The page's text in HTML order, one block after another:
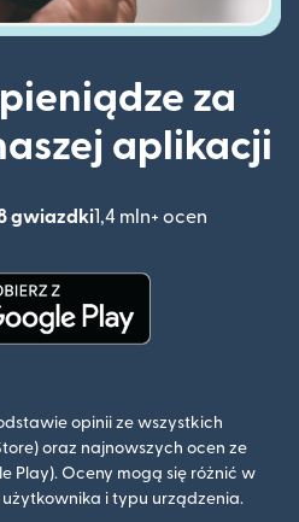
pieniądze za
aplikacji
gwiazdki1,4 mln+ ocen
(otwiera
opinii ze wszystkich
oraz najnowszych ocen ze
Play). Oceny mogą się różnić w
i typu urządzenia.